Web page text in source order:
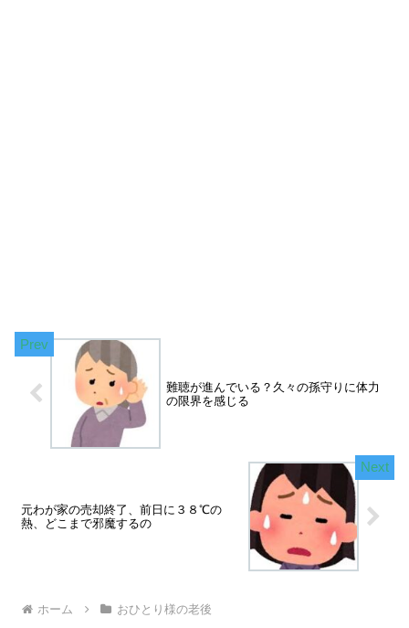
難聴が進んでいる？久々の孫守りに体力
の限界を感じる
元わが家の売却終了、前日に３８℃の
熱、どこまで邪魔するの
ホーム おひとり様の老後